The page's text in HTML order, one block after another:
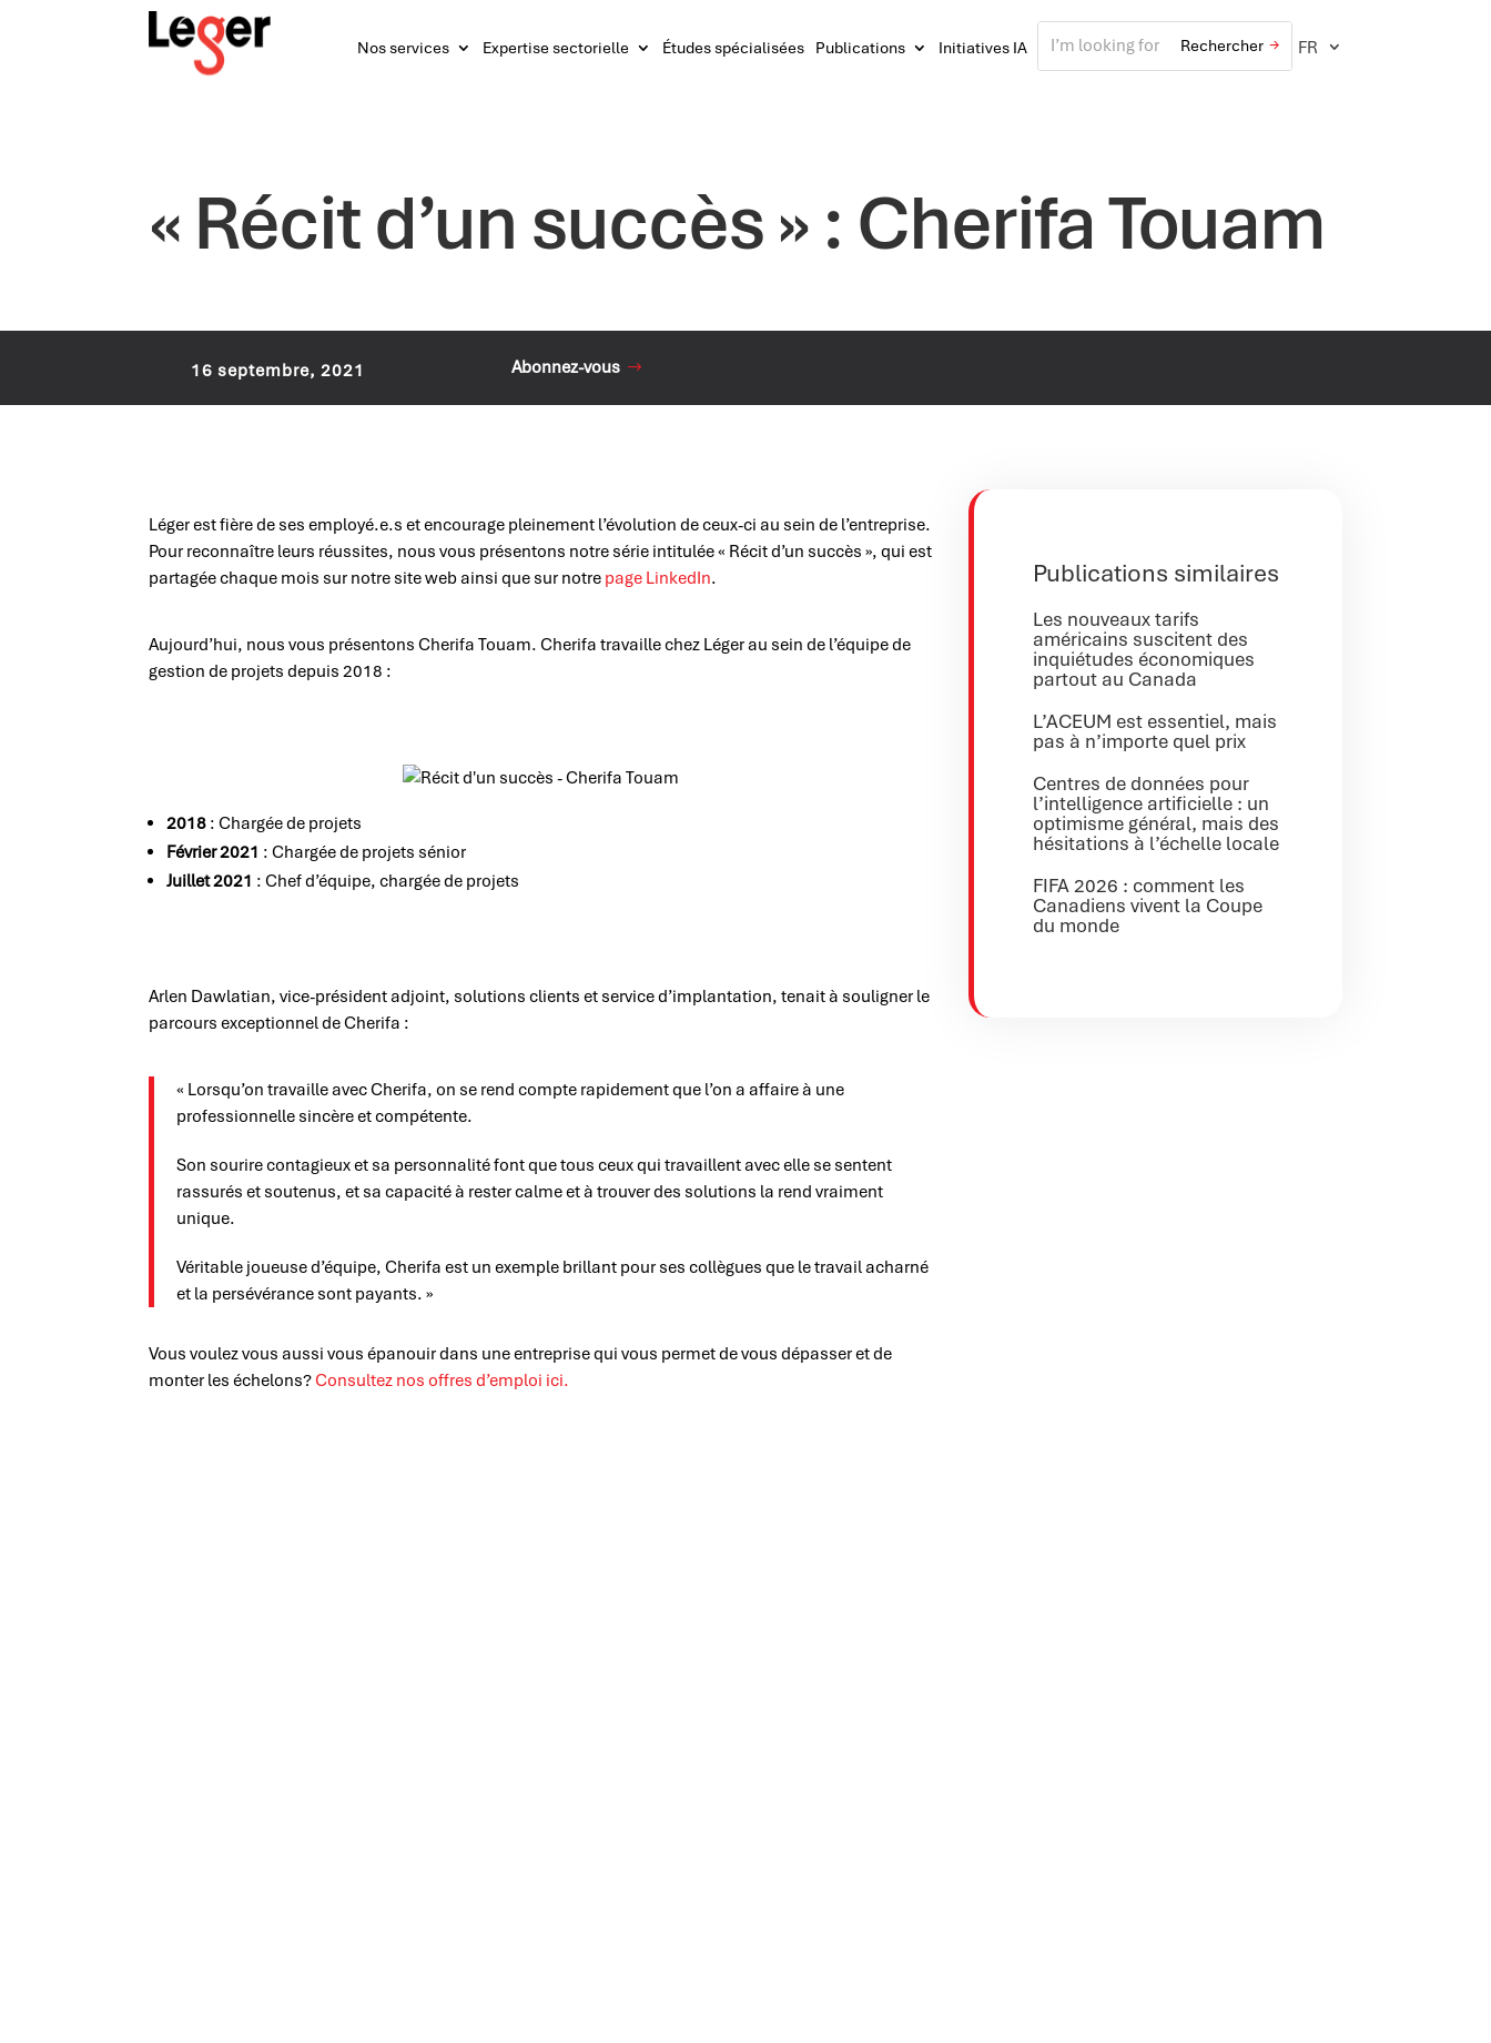
Nos services Expertise sectorielle Études spécialisées Publications Initiatives IA FR
« Récit d’un succès » : Cherifa Touam
16 septembre, 2021 Abonnez-vous
Léger est fière de ses employé.e.s et encourage pleinement l’évolution de ceux-ci au sein de l’entreprise.
Pour reconnaître leurs réussites, nous vous présentons notre série intitulée « Récit d’un succès », qui est
partagée chaque mois sur notre site web ainsi que sur notre page LinkedIn.
Aujourd’hui, nous vous présentons Cherifa Touam. Cherifa travaille chez Léger au sein de l’équipe de
gestion de projets depuis 2018 :
2018 : Chargée de projets
Février 2021 : Chargée de projets sénior
Juillet 2021 : Chef d’équipe, chargée de projets
Arlen Dawlatian, vice-président adjoint, solutions clients et service d’implantation, tenait à souligner le
parcours exceptionnel de Cherifa :
« Lorsqu’on travaille avec Cherifa, on se rend compte rapidement que l’on a affaire à une
professionnelle sincère et compétente.
Son sourire contagieux et sa personnalité font que tous ceux qui travaillent avec elle se sentent
rassurés et soutenus, et sa capacité à rester calme et à trouver des solutions la rend vraiment
unique.
Véritable joueuse d’équipe, Cherifa est un exemple brillant pour ses collègues que le travail acharné
et la persévérance sont payants. »
Vous voulez vous aussi vous épanouir dans une entreprise qui vous permet de vous dépasser et de
monter les échelons?Consultez nos offres d’emploi ici.
Publications similaires
Les nouveaux tarifs
américains suscitent des
inquiétudes économiques
partout au Canada
L’ACEUM est essentiel, mais
pas à n’importe quel prix
Centres de données pour
l’intelligence artificielle : un
optimisme général, mais des
hésitations à l’échelle locale
FIFA 2026 : comment les
Canadiens vivent la Coupe
du monde